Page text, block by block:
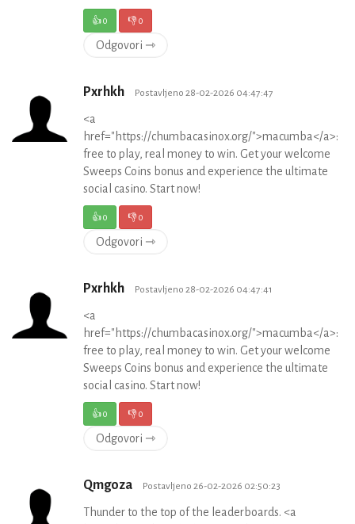
👍0 👎0
Odgovori ⇾
Pxrhkh Postavljeno 28-02-2026 04:47:47
<a
href="https://chumbacasinox.org/">macumba</a>:
free to play, real money to win. Get your welcome
Sweeps Coins bonus and experience the ultimate
social casino. Start now!
👍0 👎0
Odgovori ⇾
Pxrhkh Postavljeno 28-02-2026 04:47:41
<a
href="https://chumbacasinox.org/">macumba</a>:
free to play, real money to win. Get your welcome
Sweeps Coins bonus and experience the ultimate
social casino. Start now!
👍0 👎0
Odgovori ⇾
Qmgoza Postavljeno 26-02-2026 02:50:23
Thunder to the top of the leaderboards. <a